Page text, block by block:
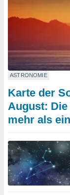
ASTRONOMIE
Karte der
August:
mehr als